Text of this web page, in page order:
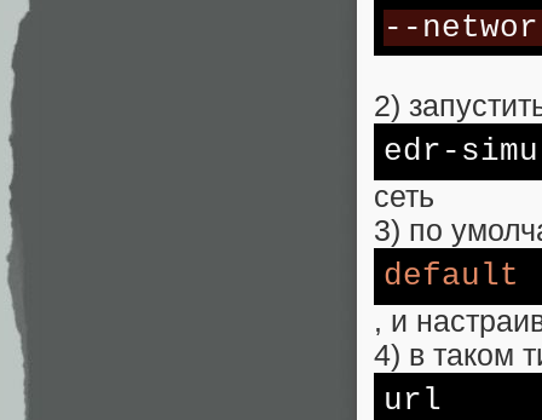
--
2)
edr-
сеть
3) по
default
, и
4) в таком
url